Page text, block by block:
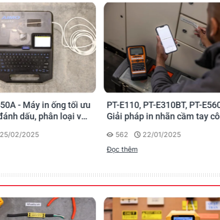
PT-E310BT, PT-E560BT:
in nhãn cầm tay công
22/01/2025
Brother Ra Mắt Máy In
Bàn Mới PT-D460BT & PT-
Cho Dân Văn Phòng
1497
15/05/2023
Đọc thêm